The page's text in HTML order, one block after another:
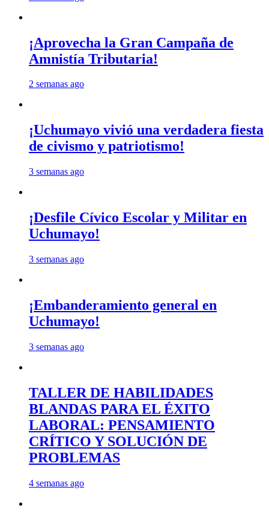
¡Aprovecha la Gran Campaña de
Amnistía Tributaria!
2 semanas ago
¡Uchumayo vivió una verdadera fiesta
de civismo y patriotismo!
3 semanas ago
¡Desfile Cívico Escolar y Militar en
Uchumayo!
3 semanas ago
¡Embanderamiento general en
Uchumayo!
3 semanas ago
TALLER DE HABILIDADES
BLANDAS PARA EL ÉXITO
LABORAL: PENSAMIENTO
CRÍTICO Y SOLUCIÓN DE
PROBLEMAS
4 semanas ago